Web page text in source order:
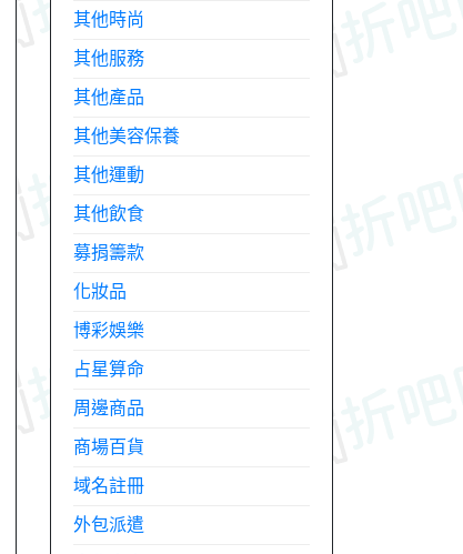
其他時尚
其他服務
其他產品
其他美容保養
其他運動
其他飲食
募捐籌款
化妝品
博彩娛樂
占星算命
周邊商品
商場百貨
域名註冊
外包派遣